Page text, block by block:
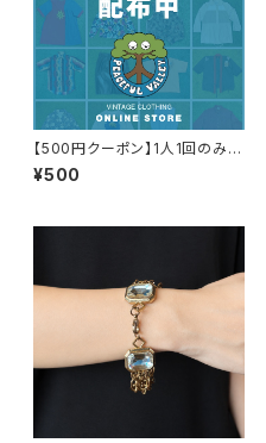
【500円クーポン】1人1回のみご
利用可能！
¥500